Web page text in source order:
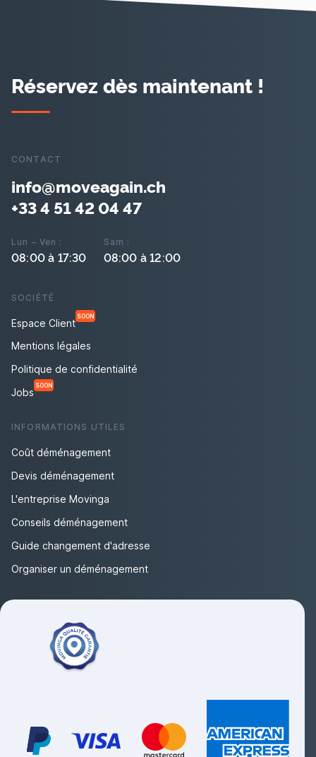
Réservez dès maintenant !
CONTACT
info@moveagain.ch
+33 4 51 42 04 47
Lun – Ven :
08:00 à 17:30
Sam :
08:00 à 12:00
SOCIÉTÉ
Espace Client
SOON
Mentions légales
Politique de confidentialité
Jobs
SOON
INFORMATIONS UTILES
Coût déménagement
Devis déménagement
L'entreprise Movinga
Conseils déménagement
Guide changement d'adresse
Organiser un déménagement